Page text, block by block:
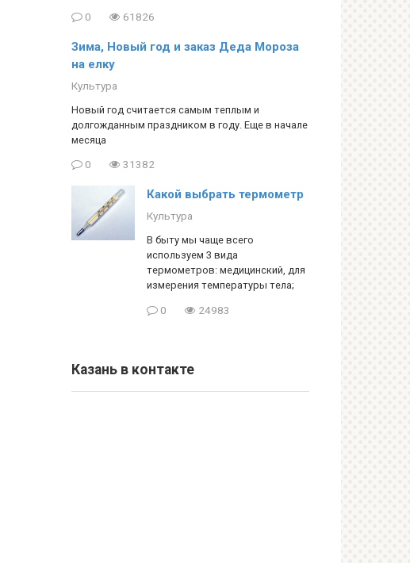
0 61826
Зима, Новый год и заказ Деда Мороза
на елку
Культура
Новый год считается самым теплым и
долгожданным праздником в году. Еще в начале
месяца
0 31382
Какой выбрать термометр
Культура
В быту мы чаще всего
используем 3 вида
термометров: медицинский, для
измерения температуры тела;
0 24983
Казань в контакте